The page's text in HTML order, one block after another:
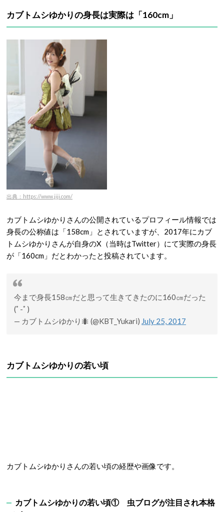
カブトムシゆかりの身長は実際は「160cm」
出典：https://www.jiji.com/
カブトムシゆかりさんの公開されているプロフィール情報では
身長の公称値は「158cm」とされていますが、2017年にカブ
トムシゆかりさんが自身のX（当時はTwitter）にて実際の身長
が「160cm」だとわかったと投稿されています。
今まで身長158㎝だと思って生きてきたのに160㎝だった
(ﾟ-ﾟ)
— カブトムシゆかり🐜 (@KBT_Yukari) July 25, 2017
カブトムシゆかりの若い頃
カブトムシゆかりさんの若い頃の経歴や画像です。
カブトムシゆかりの若い頃① 虫ブログが注目され本格